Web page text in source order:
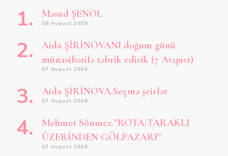
Məsud ŞENOL
08 Avqust 2026
Aida ŞİRİNOVANI doğum günü
münasibətilə təbrik edirik (7 Avqust)
07 Avqust 2026
Aida ŞİRİNOVA.Seçmə şeirlər
07 Avqust 2026
Mehmet Sönmez.”ROTA:TARAKLI
ÜZERİNDEN GÖLPAZARI”
07 Avqust 2026